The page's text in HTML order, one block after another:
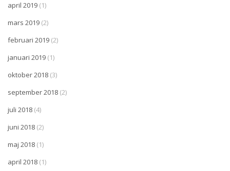
april 2019 (1)
mars 2019 (2)
februari 2019 (2)
januari 2019 (1)
oktober 2018 (3)
september 2018 (2)
juli 2018 (4)
juni 2018 (2)
maj 2018 (1)
april 2018 (1)